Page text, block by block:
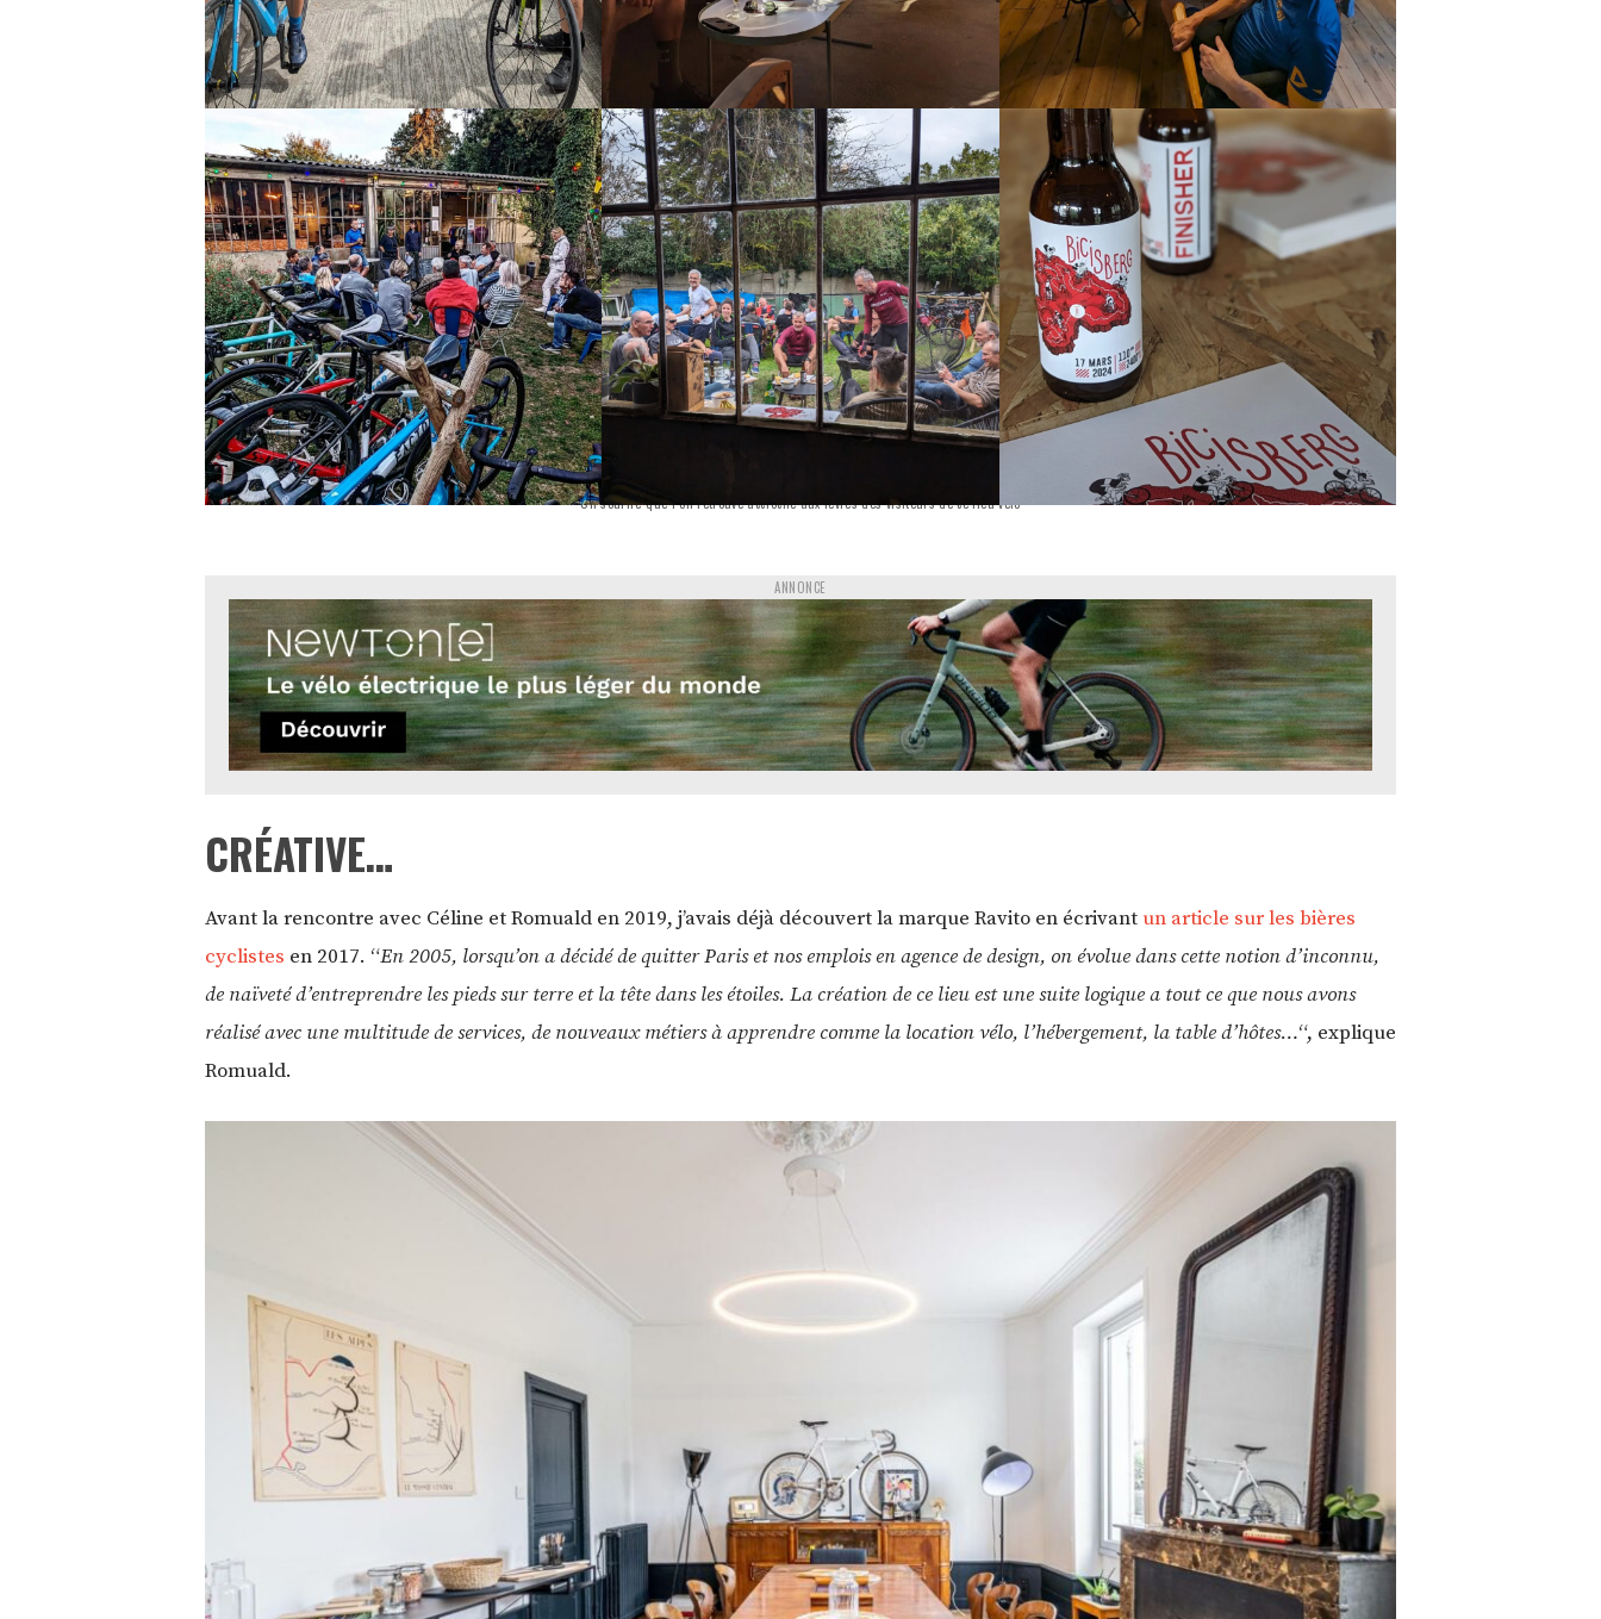
Un sourire que l’on retrouve accroché aux lèvres des visiteurs de ce lieu vélo
ANNONCE
CRÉATIVE…
Avant la rencontre avec Céline et Romuald en 2019, j’avais déjà découvert la marque Ravito en écrivant un article sur les bières
cyclistes en 2017. “En 2005, lorsqu’on a décidé de quitter Paris et nos emplois en agence de design, on évolue dans cette notion d’inconnu,
de naïveté d’entreprendre les pieds sur terre et la tête dans les étoiles. La création de ce lieu est une suite logique a tout ce que nous avons
réalisé avec une multitude de services, de nouveaux métiers à apprendre comme la location vélo, l’hébergement, la table d’hôtes…“, explique
Romuald.